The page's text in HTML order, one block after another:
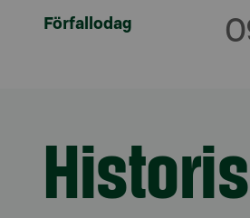
Förfallodag